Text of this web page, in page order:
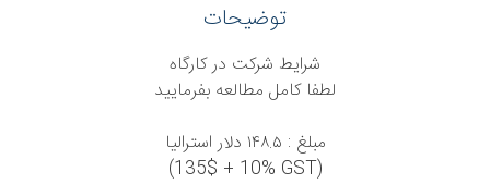
توضیحات
شرایط شرکت در کارگاه
لطفا کامل مطالعه بفرمایید
مبلغ : ١۴٨.۵ دلار استرالیا
(135$ + 10% GST)